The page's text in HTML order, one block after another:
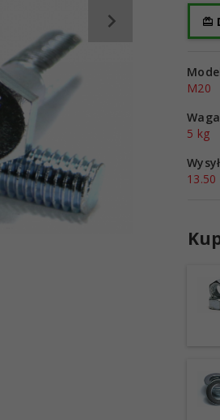
M20
5 kg
13.50